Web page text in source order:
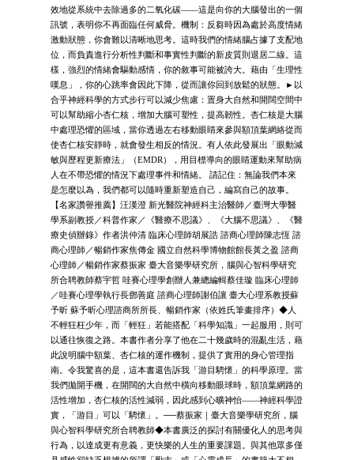
效地從系統中去除過多的二氧化碳——這是向你的大腦發出的一個
訊號，表明你不再面臨任何威脅。機制：反芻時因為處於高度情緒
激動狀態，你會難以清晰地思考。這時我們的情緒腦占據了支配地
位，而負責進行分析性判斷和事實性判斷的新皮質則退居二線。這
樣，強烈的情緒會驅動感情，你的敘事可能被誇大。藉由「生理性
嘆息」，你的心跳率會因此下降，從而讓你回到放鬆的狀態。►以
合乎神經科學的方式步行可以減少焦慮：置身大自然和開闊空間中
可以幫助縮小杏仁核，增加大腦可塑性，提高韌性。杏仁核是大腦
中處理恐懼的區域，當你透過左右移動眼睛來參與額頂葉網絡從而
使杏仁核安靜時，就會發生相反的情況。有人依此發展出「眼動減
敏與歷程更新療法」（EMDR），用目標導向的眼睛運動來幫助病
人在不帶恐懼的情況下處理事件和情緒。 請記住：無論我們本來
是怎麼以為，我們都可以隨時重新塑造自己，編寫自己的故事。
【名家讚譽推薦】汪漢澄 新光醫院神經科主治醫師／臺灣大學醫
學系副教授／科普作家／《醫療不思議》、《大腦不思議》、《醫
療史偵辦錄》作者洪仲清 臨床心理師胡展誥 諮商心理師陳志恆 諮
商心理師／暢銷作家焦傳金 國立自然科學博物館館長黃之盈 諮商
心理師／暢銷作家蔡振家 臺大音樂學研究所，腦與心智科學研究
所合聘教師蔡宇哲 哇賽心理學創辦人兼總編輯蔡佳璇 臨床心理師
／哇賽心理學執行長鄧善庭 諮商心理師謝伯讓 臺大心理系教授蘇
予昕 蘇予昕心理諮商所所長、暢銷作家（依姓氏筆畫排序）◆人
不輕狂枉少年，而「輕狂」若能搭配「科學知識」一起服用，則可
以通往恢復之路。本書作者分享了他在二十幾歲時的混亂生活，藉
此說明腦中額葉、杏仁核的運作機制，提供了實用的身心管理指
南。令我驚喜的是，這本書還告訴我「游目騁懷」的科學原理。當
我們拋開手機，在開闊的大自然中橫向移動眼球時，額頂葉網路的
活性增加，杏仁核的活性減弱，因此感到心曠神怡——神經科學證
實，「游目」可以「騁懷」。──蔡振家｜臺大音樂學研究所，腦
與心智科學研究所合聘教師◆本書廣泛的探討有關優化人的思考與
行為，以達成更有意義，更快樂的人生的重要課題。與其他眾多僅